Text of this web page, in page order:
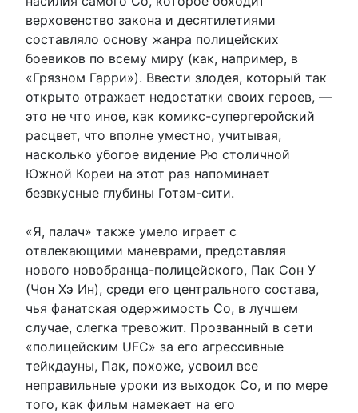
верховенство закона и десятилетиями
составляло основу жанра полицейских
боевиков по всему миру (как, например, в
«Грязном Гарри»). Ввести злодея, который так
открыто отражает недостатки своих героев, —
это не что иное, как комикс-супергеройский
расцвет, что вполне уместно, учитывая,
насколько убогое видение Рю столичной
Южной Кореи на этот раз напоминает
безвкусные глубины Готэм-сити.
«Я, палач» также умело играет с
отвлекающими маневрами, представляя
нового новобранца-полицейского, Пак Сон У
(Чон Хэ Ин), среди его центрального состава,
чья фанатская одержимость Со, в лучшем
случае, слегка тревожит. Прозванный в сети
«полицейским UFC» за его агрессивные
тейкдауны, Пак, похоже, усвоил все
неправильные уроки из выходок Со, и по мере
того, как фильм намекает на его